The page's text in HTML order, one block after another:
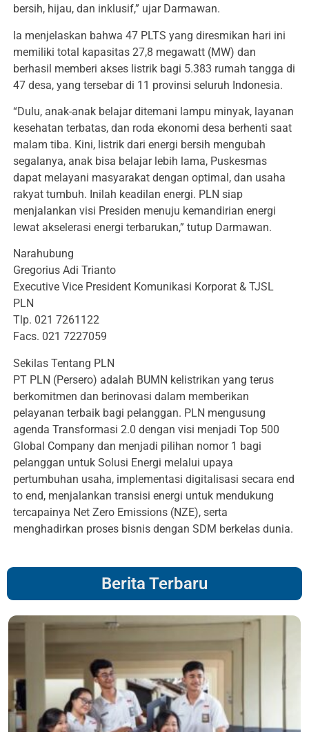
bersih, hijau, dan inklusif,” ujar Darmawan.
Ia menjelaskan bahwa 47 PLTS yang diresmikan hari ini
memiliki total kapasitas 27,8 megawatt (MW) dan
berhasil memberi akses listrik bagi 5.383 rumah tangga di
47 desa, yang tersebar di 11 provinsi seluruh Indonesia.
“Dulu, anak-anak belajar ditemani lampu minyak, layanan
kesehatan terbatas, dan roda ekonomi desa berhenti saat
malam tiba. Kini, listrik dari energi bersih mengubah
segalanya, anak bisa belajar lebih lama, Puskesmas
dapat melayani masyarakat dengan optimal, dan usaha
rakyat tumbuh. Inilah keadilan energi. PLN siap
menjalankan visi Presiden menuju kemandirian energi
lewat akselerasi energi terbarukan,” tutup Darmawan.
Narahubung
Gregorius Adi Trianto
Executive Vice President Komunikasi Korporat & TJSL
PLN
Tlp. 021 7261122
Facs. 021 7227059
Sekilas Tentang PLN
PT PLN (Persero) adalah BUMN kelistrikan yang terus
berkomitmen dan berinovasi dalam memberikan
pelayanan terbaik bagi pelanggan. PLN mengusung
agenda Transformasi 2.0 dengan visi menjadi Top 500
Global Company dan menjadi pilihan nomor 1 bagi
pelanggan untuk Solusi Energi melalui upaya
pertumbuhan usaha, implementasi digitalisasi secara end
to end, menjalankan transisi energi untuk mendukung
tercapainya Net Zero Emissions (NZE), serta
menghadirkan proses bisnis dengan SDM berkelas dunia.
Berita Terbaru